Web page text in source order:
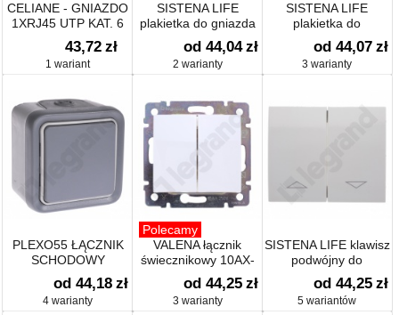
CELIANE - GNIAZDO
1XRJ45 UTP KAT. 6
43,72 zł
1 wariant
SISTENA LIFE
plakietka do gniazda
podwójnego 2P+Z
od 44,04 zł
2 warianty
SISTENA LIFE
plakietka do
regulatorów
oświetlenia
od 44,07 zł
3 warianty
PLEXO55 ŁĄCZNIK
SCHODOWY
od 44,18 zł
4 warianty
Polecamy
VALENA łącznik
świecznikowy 10AX-
250~
od 44,25 zł
3 warianty
SISTENA LIFE klawisz
podwójny do
mechanizmów
sterowania roletami
od 44,25 zł
5 wariantów